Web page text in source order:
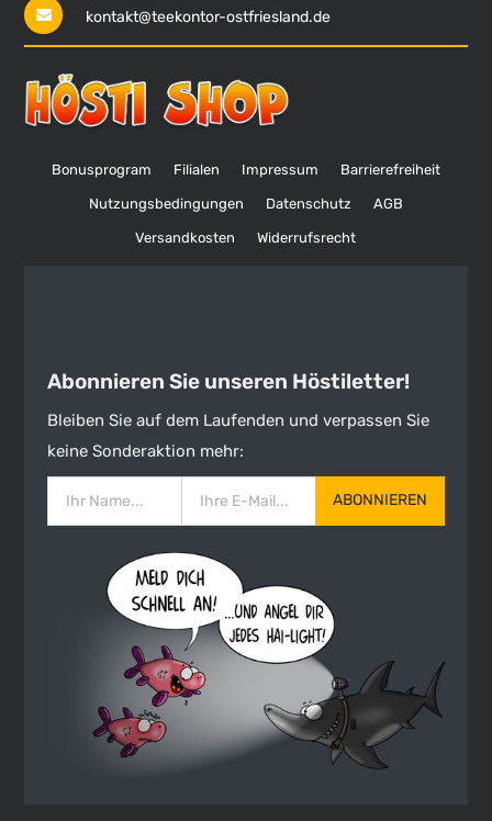
kontakt@teekontor-ostfriesland.de
Bonusprogram Filialen Impressum Barrierefreiheit
Nutzungsbedingungen Datenschutz AGB
Versandkosten Widerrufsrecht
Abonnieren Sie unseren Höstiletter!
Bleiben Sie auf dem Laufenden und verpassen Sie
keine Sonderaktion mehr:
ABONNIEREN